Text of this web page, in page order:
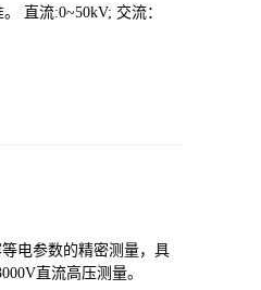
直流:0~50kV; 交流：
电参数的精密测量，具
直流高压测量。